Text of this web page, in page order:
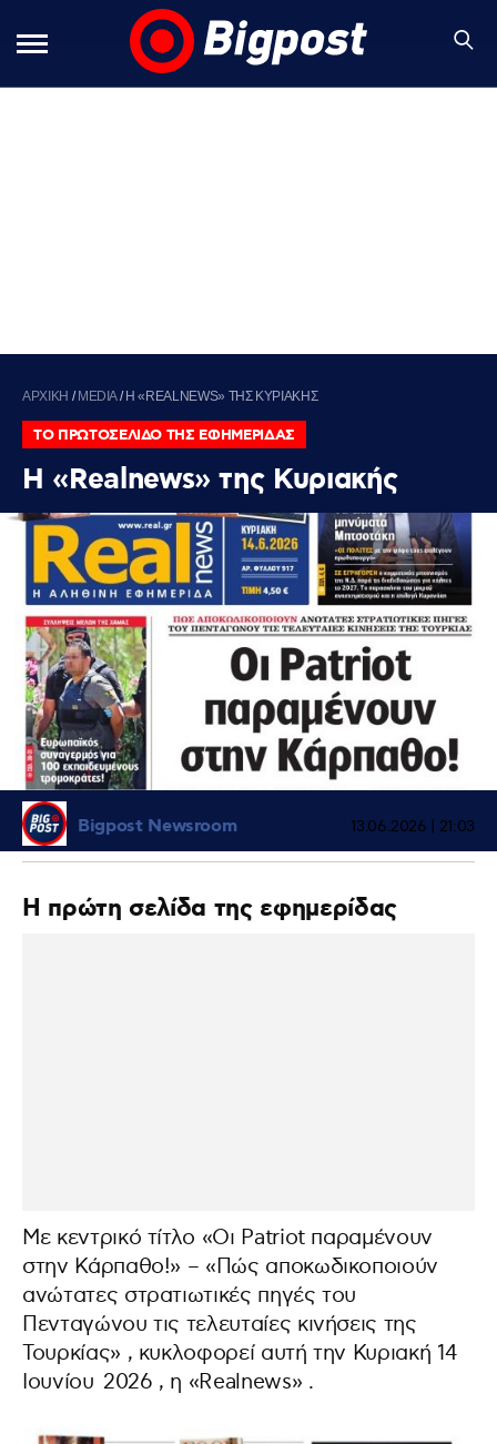
ΑΡΧΙΚΗ / MEDIA/ Η «REALNEWS» ΤΗΣ ΚΥΡΙΑΚΗΣ
ΤΟ ΠΡΩΤΟΣΕΛΙΔΟ ΤΗΣ ΕΦΗΜΕΡΙΔΑΣ
Η «Realnews» της Κυριακής
Bigpost Newsroom 13.06.2026 | 21:03
Η πρώτη σελίδα της εφημερίδας
Με κεντρικό τίτλο «Οι Patriot παραμένουν
στην Κάρπαθο!» – «Πώς αποκωδικοποιούν
ανώτατες στρατιωτικές πηγές του
Πενταγώνου τις τελευταίες κινήσεις της
Τουρκίας» , κυκλοφορεί αυτή την Κυριακή 14
Ιουνίου 2026 , η «Realnews» .